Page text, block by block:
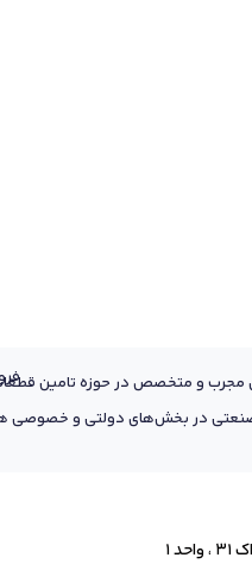
سال 1389 با بهره‌گیری از پرسنل مجرب
در بخش‌های دولتی و خصوصی
۱